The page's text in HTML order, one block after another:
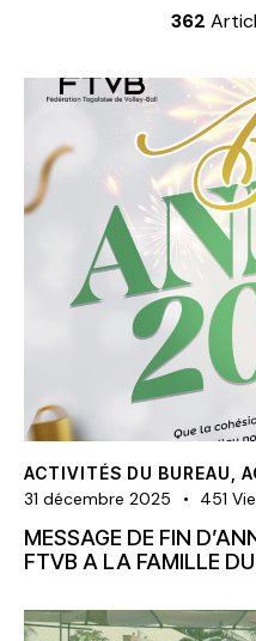
362
ACTIVITÉS DU BUREAU
31 décembre 2025 451
MESSAGE DE FIN
FTVB A LA FAMILLE